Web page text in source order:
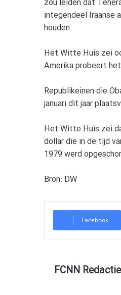
zou leiden dat
integendeel Iraanse
houden.
Het Witte Huis zei
Amerika probeert
Republikeinen die
januari dit jaar
Het Witte Huis zei
dollar die in de tijd
1979 werd
Bron: DW
Facebook
FCNN Redactie